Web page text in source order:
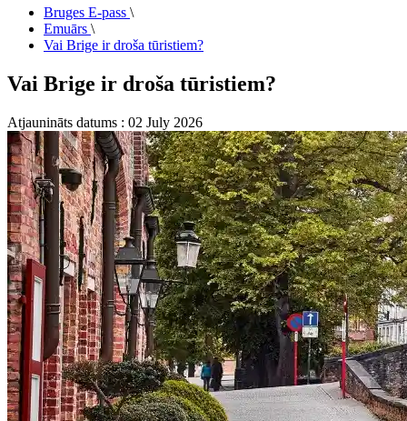
Bruges E-pass \
Emuārs \
Vai Brige ir droša tūristiem?
Vai Brige ir droša tūristiem?
Atjaunināts datums : 02 July 2026